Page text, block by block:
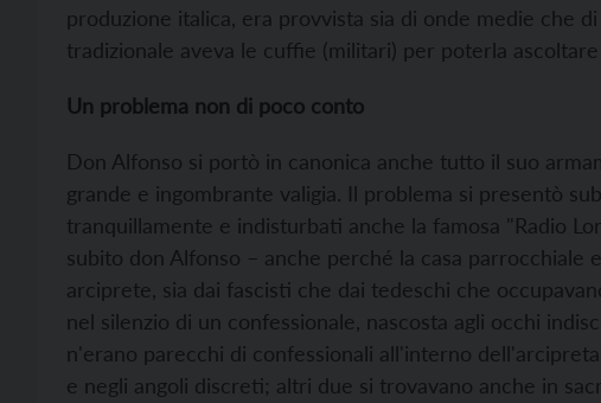
produzione italica, era provvista sia di onde medie che
tradizionale aveva le cuffie (militari) per poterla
Un problema non di poco conto
Don Alfonso si portò in canonica anche tutto il suo
grande e ingombrante valigia. Il problema si presentò
tranquillamente e indisturbati anche la famosa "Radio
subito don Alfonso – anche perché la casa parrocchiale
arciprete, sia dai fascisti che dai tedeschi che
nel silenzio di un confessionale, nascosta agli occhi
n'erano parecchi di confessionali all'interno
e negli angoli discreti; altri due si trovavano anche in